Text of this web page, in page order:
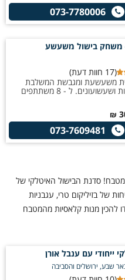
073-7780006
- משחק בישול משעשע
(17 חוות דעת)
משעשעת ומגבשת המשלבת
בישול, תחרויות ושעשועונים. ל - 8 משתתפים
₪
073-7609481
סדנת הבישול האיטלקי של
של בזיליקום טרי, עגבניות
להכין מנות קלאסיות מהמטבח
פוקצ’ות זהובות ורביולי ממולאים
ייחודי עם ענבל אורן
שבע, ירושלים והסביבה